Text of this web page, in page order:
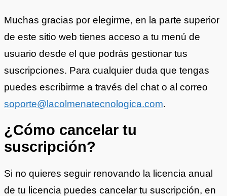
Muchas gracias por elegirme, en la parte superior
de este sitio web tienes acceso a tu menú de
usuario desde el que podrás gestionar tus
suscripciones. Para cualquier duda que tengas
puedes escribirme a través del chat o al correo
soporte@lacolmenatecnologica.com.
¿Cómo cancelar tu
suscripción?
Si no quieres seguir renovando la licencia anual
de tu licencia puedes cancelar tu suscripción, en